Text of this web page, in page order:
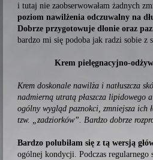
i tutaj nie zaobserwowałam żadnych
poziom nawilżenia odczuwalny na
Dobrze przygotowuje dłonie oraz
bardzo mi się podoba jak radzi sobie z
Krem pielęgnacyjno-
Krem doskonale nawilża i natłuszcza
nadmierną utratą płaszcza lipidowego
ogólny wygląd paznokci, zmniejsza ich
tzw. „zadziorków”. Bardzo dobrze
Bardzo polubiłam się z tą wersją
ogólnej kondycji. Podczas regularnego